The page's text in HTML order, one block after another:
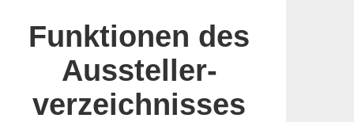
Funktionen des
Aussteller-
verzeichnisses